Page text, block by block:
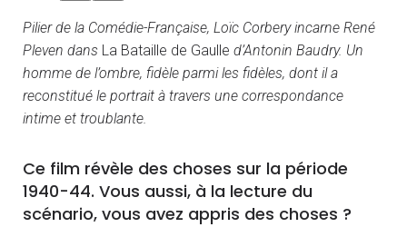
Pilier de la Comédie-Française, Loïc Corbery incarne René
Pleven dans La Bataille de Gaulle d’Antonin Baudry. Un
homme de l’ombre, fidèle parmi les fidèles, dont il a
reconstitué le portrait à travers une correspondance
intime et troublante.
Ce film révèle des choses sur la période
1940-44. Vous aussi, à la lecture du
scénario, vous avez appris des choses ?